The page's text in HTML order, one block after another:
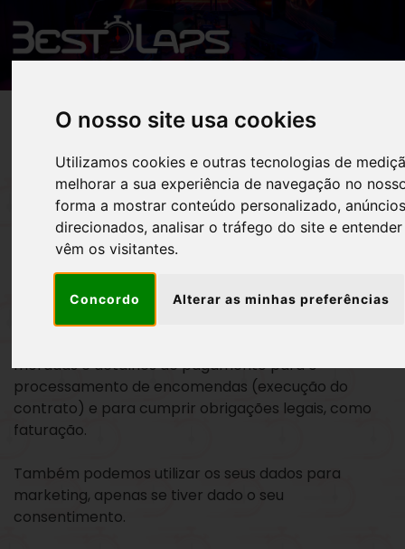
O nosso site usa cookies
Utilizamos cookies e outras tecnologias de
melhorar a sua experiência de navegação no
forma a mostrar conteúdo personalizado,
direcionados, analisar o tráfego do site e
vêm os visitantes.
Concordo Alterar as minhas preferências
A sua privacidade é uma prioridade para a Bestlaps /
moradas e detalhes de pagamento para o
processamento de encomendas (execução do
contrato) e para cumprir obrigações legais, como
faturação.
Também podemos utilizar os seus dados para
marketing, apenas se tiver dado o seu
consentimento.